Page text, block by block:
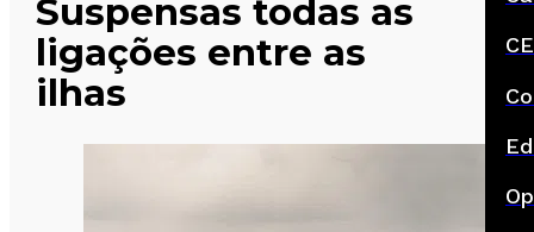
Suspensas todas as
ligações entre as
ilhas